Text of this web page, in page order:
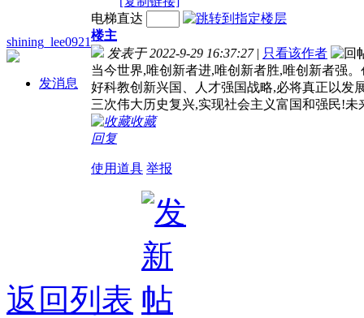
shining_lee0921
发消息
电梯直达
楼主
发表于 2022-9-29 16:37:27 | 只看该作者
当今世界,唯创新者进,唯创新者胜,唯创新者强
好科教创新兴国、人才强国战略,必将真正以发
三次伟大历史复兴,实现社会主义富国和强民!
收藏
回复
使用道具 举报
返回列表